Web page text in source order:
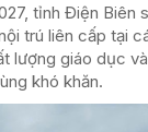
tỉnh Điện Biên
trú liên cấp tại
lượng giáo dục
khó khăn.